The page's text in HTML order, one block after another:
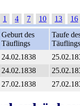
1 4 7 10 13
16
Geburt des
Täuflings
Taufe
Täuflings
24.02.1838
24.02.1838
27.02.1838